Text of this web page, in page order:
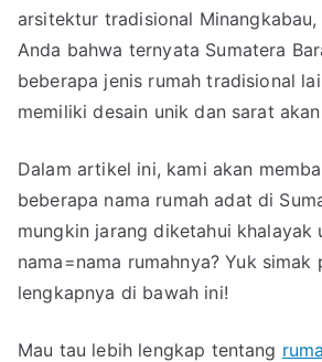
arsitektur tradisional Minangkabau,
Anda bahwa ternyata Sumatera
beberapa jenis rumah tradisional
memiliki desain unik dan sarat
Dalam artikel ini, kami akan
beberapa nama rumah adat di
mungkin jarang diketahui khalayak
nama=nama rumahnya? Yuk simak
lengkapnya di bawah ini!
Mau tau lebih lengkap tentang